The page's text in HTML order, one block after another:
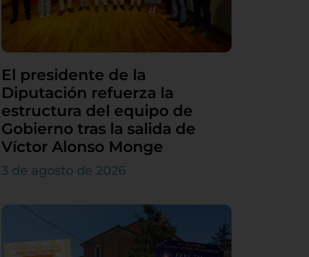
El presidente de la
Diputación refuerza la
estructura del equipo de
Gobierno tras la salida de
Víctor Alonso Monge
3 de agosto de 2026